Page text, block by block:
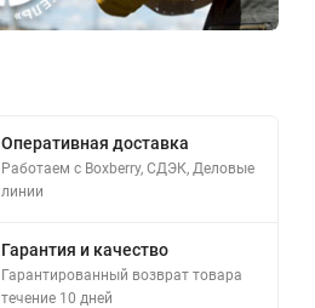
Оперативная доставка
Работаем с Boxberry, СДЭК, Деловые
линии
Гарантия и качество
Гарантированный возврат товара
течение 10 дней